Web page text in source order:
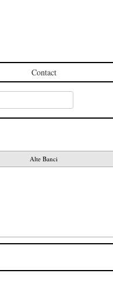
Contact
Alte Banci